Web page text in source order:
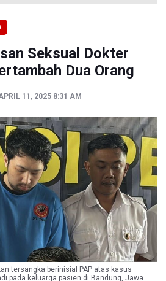
Ekonomi Digital: Perjuangan Siti
Rencana Kenaikan Gaji Kepala
Seksual Dokter
Dua Orang
11, 2025 8:31 AM
tersangka berinisial PAP atas kasus
pada keluarga pasien di Bandung, Jawa